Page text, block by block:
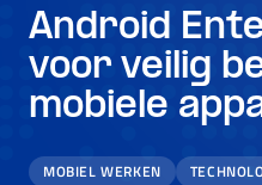
Android
voor veilig
mobiele
MOBIEL WERKEN